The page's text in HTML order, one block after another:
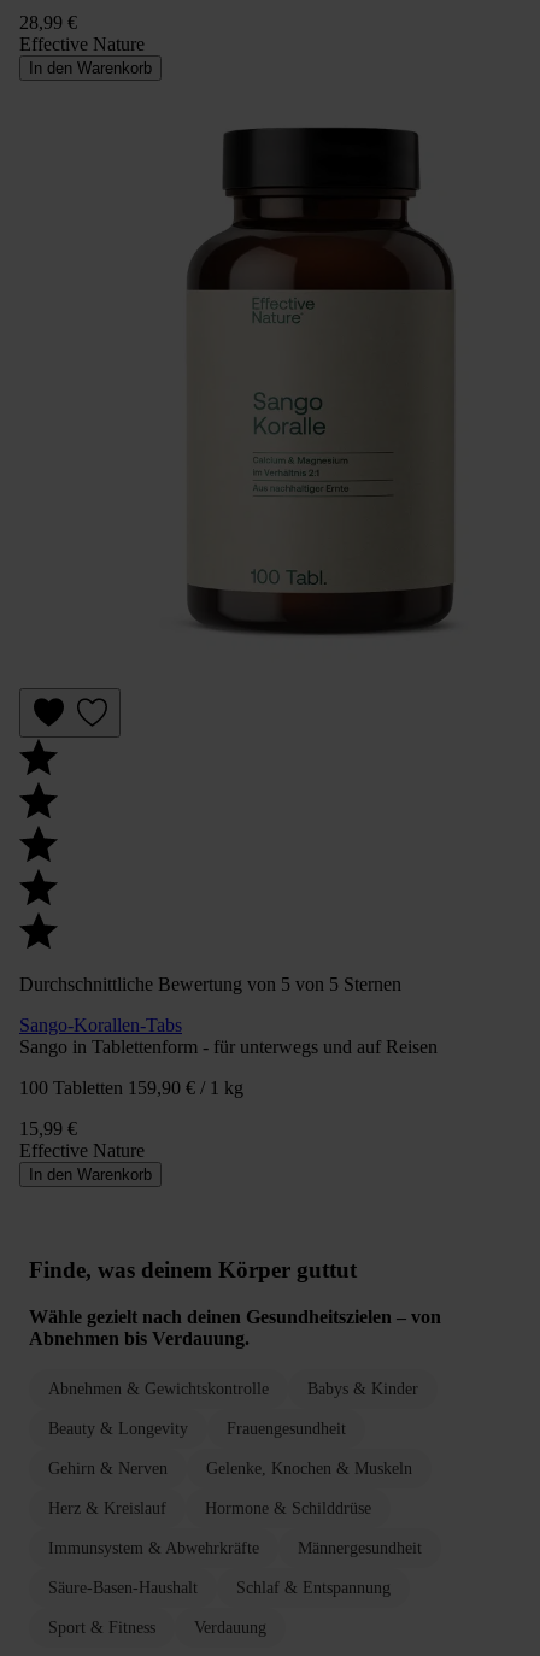
28,99 €
Effective Nature
In den Warenkorb
Durchschnittliche Bewertung von 5 von 5 Sternen
Sango-Korallen-Tabs
Sango in Tablettenform - für unterwegs und auf Reisen
100 Tabletten 159,90 € / 1 kg
15,99 €
Effective Nature
In den Warenkorb
Finde, was deinem Körper guttut
Wähle gezielt nach deinen Gesundheitszielen – von
Abnehmen bis Verdauung.
Abnehmen & Gewichtskontrolle Babys & Kinder
Beauty & Longevity Frauengesundheit
Gehirn & Nerven Gelenke, Knochen & Muskeln
Herz & Kreislauf Hormone & Schilddrüse
Immunsystem & Abwehrkräfte Männergesundheit
Säure-Basen-Haushalt Schlaf & Entspannung
Sport & Fitness Verdauung